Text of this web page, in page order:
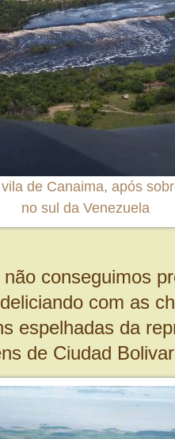
de Canaima, após
no sul da Venezuela
conseguimos
com as
espelhadas da
de Ciudad